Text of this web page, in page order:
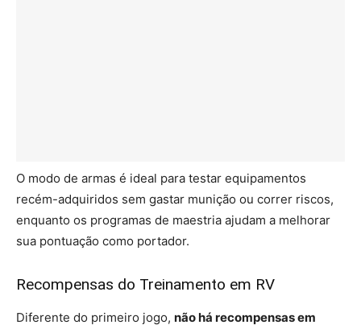
O modo de armas é ideal para testar equipamentos
recém-adquiridos sem gastar munição ou correr riscos,
enquanto os programas de maestria ajudam a melhorar
sua pontuação como portador.
Recompensas do Treinamento em RV
Diferente do primeiro jogo, não há recompensas em